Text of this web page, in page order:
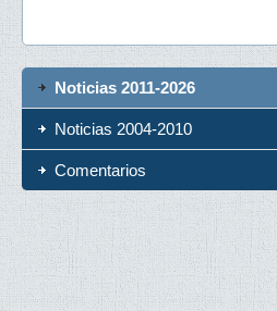
Noticias 2011-2026
Noticias 2004-2010
Comentarios